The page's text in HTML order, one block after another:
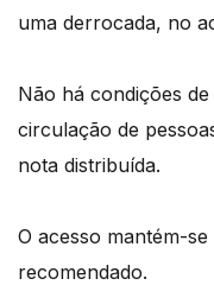
uma derrocada, no
Não há condições
circulação de
nota distribuída.
O acesso mantém-
recomendado.